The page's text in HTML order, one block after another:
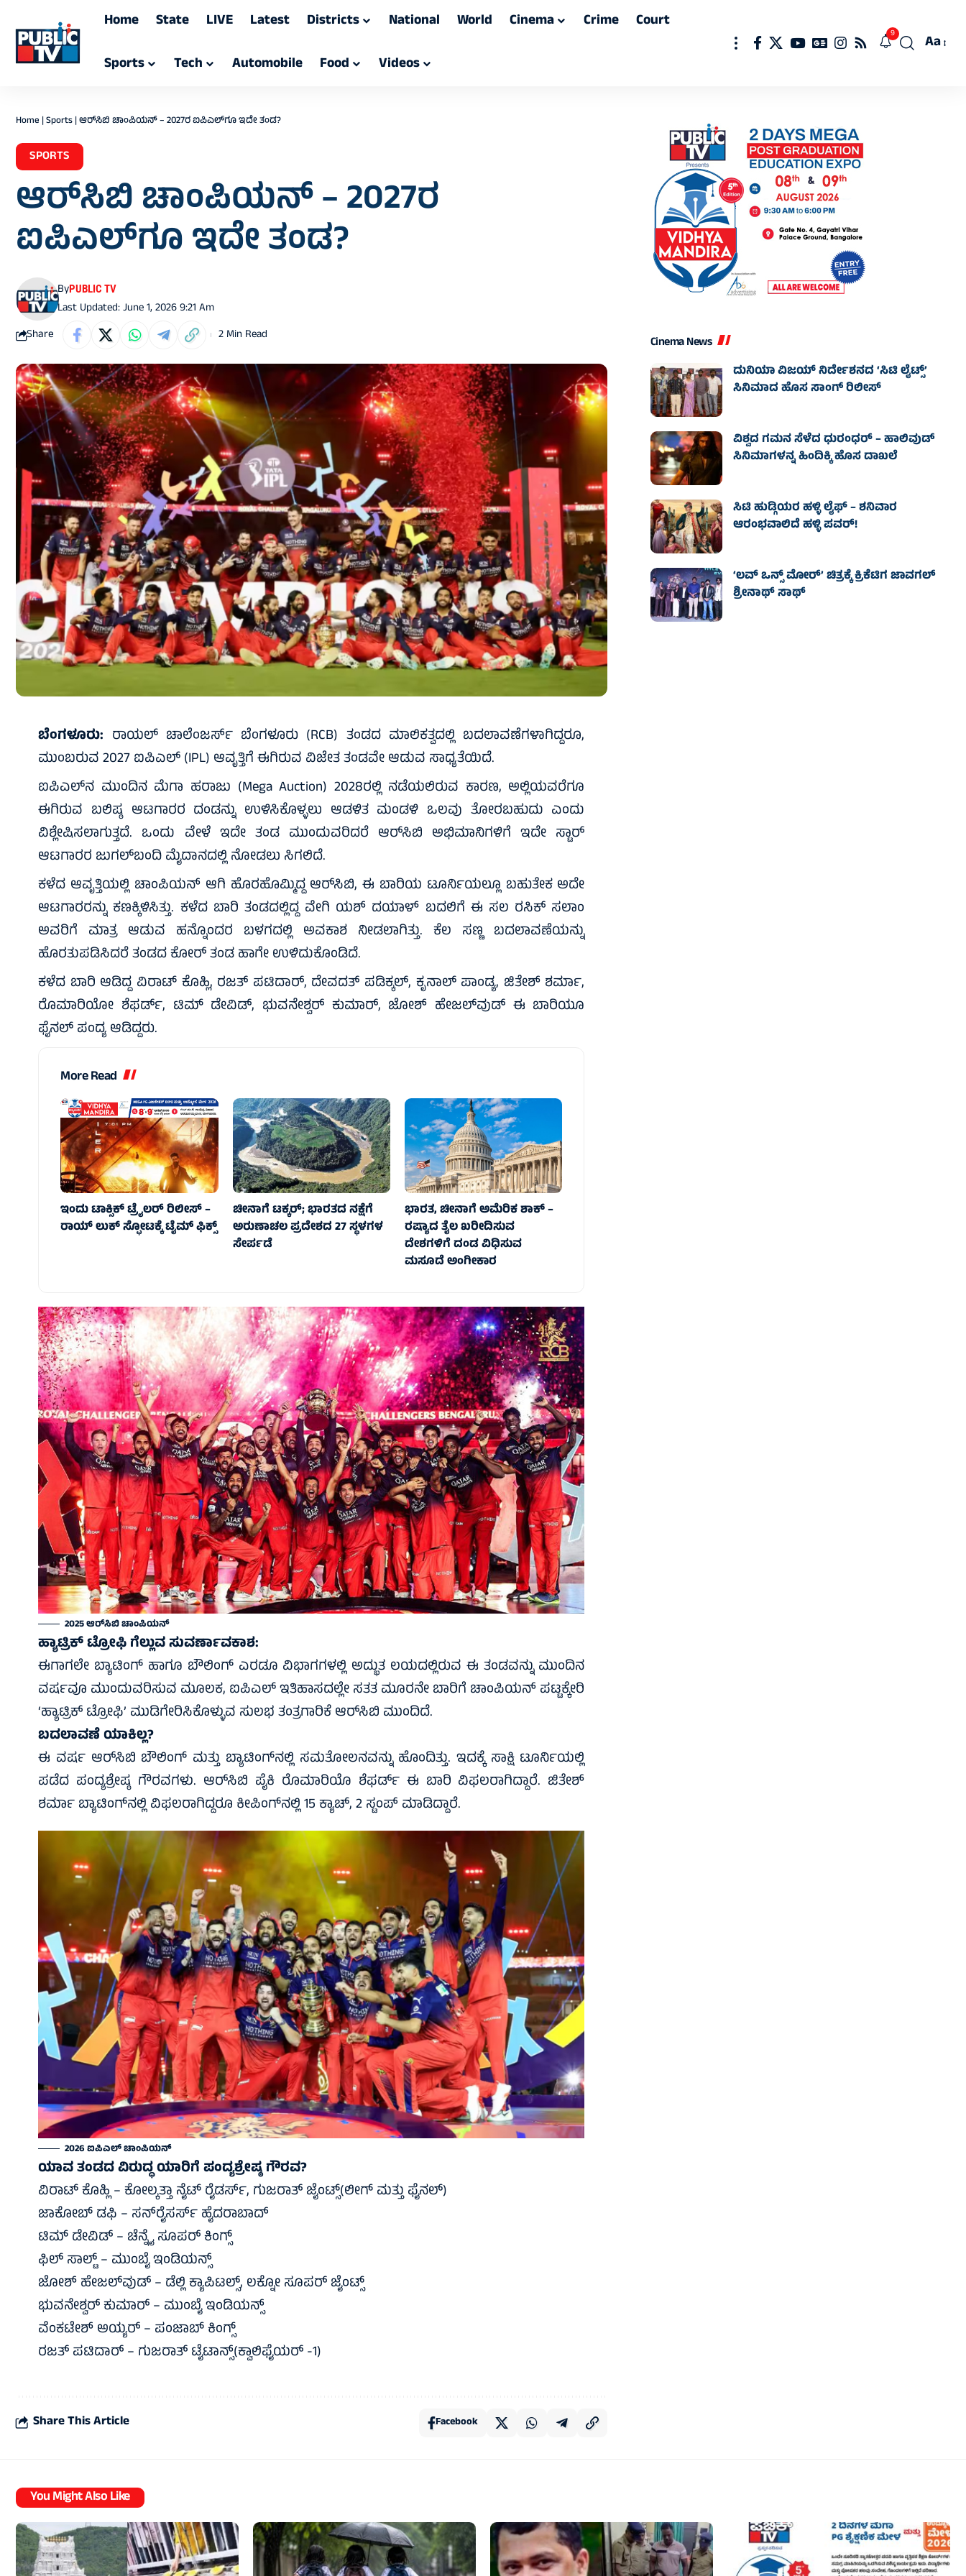
Home State LIVE Latest Districts National World Cinema Crime
Court
Sports
Tech Automobile Food Videos
9
Font
Aa
Home |Sports|ಆರ್‌ಸಿಬಿ ಚಾಂಪಿಯನ್‌ – 2027ರ ಐಪಿಎಲ್‌ಗೂ ಇದೇ ತಂಡ?
SPORTS
ಆರ್‌ಸಿಬಿ ಚಾಂಪಿಯನ್‌ – 2027ರ
ಐಪಿಎಲ್‌ಗೂ ಇದೇ ತಂಡ?
Last Updated: June 1, 2026 9:21 Am
ByPUBLIC TV
Share 2 Min Read
ಬೆಂಗಳೂರು: ರಾಯಲ್ ಚಾಲೆಂಜರ್ಸ್ ಬೆಂಗಳೂರು (RCB) ತಂಡದ ಮಾಲಿಕತ್ವದಲ್ಲಿ ಬದಲಾವಣೆಗಳಾಗಿದ್ದರೂ,
ಮುಂಬರುವ 2027 ಐಪಿಎಲ್ (IPL) ಆವೃತ್ತಿಗೆ ಈಗಿರುವ ವಿಜೇತ ತಂಡವೇ ಆಡುವ ಸಾಧ್ಯತೆಯಿದೆ.
ಐಪಿಎಲ್‌ನ ಮುಂದಿನ ಮೆಗಾ ಹರಾಜು (Mega Auction) 2028ರಲ್ಲಿ ನಡೆಯಲಿರುವ ಕಾರಣ, ಅಲ್ಲಿಯವರೆಗೂ
ಈಗಿರುವ ಬಲಿಷ್ಠ ಆಟಗಾರರ ದಂಡನ್ನು ಉಳಿಸಿಕೊಳ್ಳಲು ಆಡಳಿತ ಮಂಡಳಿ ಒಲವು ತೋರಬಹುದು ಎಂದು
ವಿಶ್ಲೇಷಿಸಲಾಗುತ್ತದೆ. ಒಂದು ವೇಳೆ ಇದೇ ತಂಡ ಮುಂದುವರಿದರೆ ಆರ್‌ಸಿಬಿ ಅಭಿಮಾನಿಗಳಿಗೆ ಇದೇ ಸ್ಟಾರ್
ಆಟಗಾರರ ಜುಗಲ್‌ಬಂದಿ ಮೈದಾನದಲ್ಲಿ ನೋಡಲು ಸಿಗಲಿದೆ.
ಕಳೆದ ಆವೃತ್ತಿಯಲ್ಲಿ ಚಾಂಪಿಯನ್ ಆಗಿ ಹೊರಹೊಮ್ಮಿದ್ದ ಆರ್‌ಸಿಬಿ, ಈ ಬಾರಿಯ ಟೂರ್ನಿಯಲ್ಲೂ ಬಹುತೇಕ ಅದೇ
ಆಟಗಾರರನ್ನು ಕಣಕ್ಕಿಳಿಸಿತ್ತು. ಕಳೆದ ಬಾರಿ ತಂಡದಲ್ಲಿದ್ದ ವೇಗಿ ಯಶ್ ದಯಾಳ್ ಬದಲಿಗೆ ಈ ಸಲ ರಸಿಕ್ ಸಲಾಂ
ಅವರಿಗೆ ಮಾತ್ರ ಆಡುವ ಹನ್ನೊಂದರ ಬಳಗದಲ್ಲಿ ಅವಕಾಶ ನೀಡಲಾಗಿತ್ತು. ಕೆಲ ಸಣ್ಣ ಬದಲಾವಣೆಯನ್ನು
ಹೊರತುಪಡಿಸಿದರೆ ತಂಡದ ಕೋರ್ ತಂಡ ಹಾಗೇ ಉಳಿದುಕೊಂಡಿದೆ.
ಕಳೆದ ಬಾರಿ ಆಡಿದ್ದ ವಿರಾಟ್‌ ಕೊಹ್ಲಿ, ರಜತ್‌ ಪಟಿದಾರ್‌, ದೇವದತ್‌ ಪಡಿಕ್ಕಲ್‌, ಕೃನಾಲ್‌ ಪಾಂಡ್ಯ, ಜಿತೇಶ್‌ ಶರ್ಮಾ,
ರೊಮಾರಿಯೋ ಶೆಫರ್ಡ್, ಟಿಮ್‌ ಡೇವಿಡ್‌, ಭುವನೇಶ್ವರ್‌ ಕುಮಾರ್‌, ಜೋಶ್ ಹೇಜಲ್‌ವುಡ್ ಈ ಬಾರಿಯೂ
ಫೈನಲ್‌ ಪಂದ್ಯ ಆಡಿದ್ದರು.
More Read
ಇಂದು ಟಾಕ್ಸಿಕ್ ಟ್ರೈಲರ್ ರಿಲೀಸ್‌ –
ರಾಯ್‌ ಲುಕ್ ಸ್ಫೋಟಕ್ಕೆ ಟೈಮ್‌ ಫಿಕ್ಸ್‌
ಚೀನಾಗೆ ಟಕ್ಕರ್‌; ಭಾರತದ ನಕ್ಷೆಗೆ
ಅರುಣಾಚಲ ಪ್ರದೇಶದ 27 ಸ್ಥಳಗಳ
ಸೇರ್ಪಡೆ
ಭಾರತ, ಚೀನಾಗೆ ಅಮೆರಿಕ ಶಾಕ್‌ –
ರಷ್ಯಾದ ತೈಲ ಖರೀದಿಸುವ
ದೇಶಗಳಿಗೆ ದಂಡ ವಿಧಿಸುವ
ಮಸೂದೆ ಅಂಗೀಕಾರ
2025 ಆರ್‌ಸಿಬಿ ಚಾಂಪಿಯನ್‌
ಹ್ಯಾಟ್ರಿಕ್ ಟ್ರೋಫಿ ಗೆಲ್ಲುವ ಸುವರ್ಣಾವಕಾಶ:
ಈಗಾಗಲೇ ಬ್ಯಾಟಿಂಗ್ ಹಾಗೂ ಬೌಲಿಂಗ್ ಎರಡೂ ವಿಭಾಗಗಳಲ್ಲಿ ಅದ್ಭುತ ಲಯದಲ್ಲಿರುವ ಈ ತಂಡವನ್ನು ಮುಂದಿನ
ವರ್ಷವೂ ಮುಂದುವರಿಸುವ ಮೂಲಕ, ಐಪಿಎಲ್ ಇತಿಹಾಸದಲ್ಲೇ ಸತತ ಮೂರನೇ ಬಾರಿಗೆ ಚಾಂಪಿಯನ್ ಪಟ್ಟಕ್ಕೇರಿ
‘ಹ್ಯಾಟ್ರಿಕ್ ಟ್ರೋಫಿ’ ಮುಡಿಗೇರಿಸಿಕೊಳ್ಳುವ ಸುಲಭ ತಂತ್ರಗಾರಿಕೆ ಆರ್‌ಸಿಬಿ ಮುಂದಿದೆ.
ಬದಲಾವಣೆ ಯಾಕಿಲ್ಲ?
ಈ ವರ್ಷ ಆರ್‌ಸಿಬಿ ಬೌಲಿಂಗ್‌ ಮತ್ತು ಬ್ಯಾಟಿಂಗ್‌ನಲ್ಲಿ ಸಮತೋಲನವನ್ನು ಹೊಂದಿತ್ತು. ಇದಕ್ಕೆ ಸಾಕ್ಷಿ ಟೂರ್ನಿಯಲ್ಲಿ
ಪಡೆದ ಪಂದ್ಯಶ್ರೇಷ್ಠ ಗೌರವಗಳು. ಆರ್‌ಸಿಬಿ ಪೈಕಿ ರೊಮಾರಿಯೊ ಶೆಫರ್ಡ್ ಈ ಬಾರಿ ವಿಫಲರಾಗಿದ್ದಾರೆ. ಜಿತೇಶ್‌
ಶರ್ಮಾ ಬ್ಯಾಟಿಂಗ್‌ನಲ್ಲಿ ವಿಫಲರಾಗಿದ್ದರೂ ಕೀಪಿಂಗ್‌ನಲ್ಲಿ 15 ಕ್ಯಾಚ್‌, 2 ಸ್ಟಂಪ್‌ ಮಾಡಿದ್ದಾರೆ.
2026 ಐಪಿಎಲ್‌ ಚಾಂಪಿಯನ್‌
ಯಾವ ತಂಡದ ವಿರುದ್ಧ ಯಾರಿಗೆ ಪಂದ್ಯಶ್ರೇಷ್ಠ ಗೌರವ?
ವಿರಾಟ್‌ ಕೊಹ್ಲಿ – ಕೋಲ್ಕತ್ತಾ ನೈಟ್‌ ರೈಡರ್ಸ್‌, ಗುಜರಾತ್‌ ಜೈಂಟ್ಸ್‌(ಲೀಗ್‌ ಮತ್ತು ಫೈನಲ್‌)
ಜಾಕೋಬ್ ಡಫಿ – ಸನ್‌ರೈಸರ್ಸ್ ಹೈದರಾಬಾದ್
ಟಿಮ್ ಡೇವಿಡ್ – ಚೆನ್ನೈ ಸೂಪರ್ ಕಿಂಗ್ಸ್
ಫಿಲ್ ಸಾಲ್ಟ್ – ಮುಂಬೈ ಇಂಡಿಯನ್ಸ್
ಜೋಶ್ ಹೇಜಲ್‌ವುಡ್ – ಡೆಲ್ಲಿ ಕ್ಯಾಪಿಟಲ್ಸ್‌, ಲಕ್ನೋ ಸೂಪರ್‌ ಜೈಂಟ್ಸ್‌
ಭುವನೇಶ್ವರ್‌ ಕುಮಾರ್‌ – ಮುಂಬೈ ಇಂಡಿಯನ್ಸ್‌
ವೆಂಕಟೇಶ್‌ ಅಯ್ಯರ್‌ – ಪಂಜಾಬ್‌ ಕಿಂಗ್ಸ್‌
ರಜತ್‌ ಪಟಿದಾರ್‌ – ಗುಜರಾತ್‌ ಟೈಟಾನ್ಸ್‌(ಕ್ವಾಲಿಫೈಯರ್‌ -1)
Share This Article Facebook
Cinema News
ದುನಿಯಾ ವಿಜಯ್ ನಿರ್ದೇಶನದ ‘ಸಿಟಿ ಲೈಟ್ಸ್’
ಸಿನಿಮಾದ ಹೊಸ ಸಾಂಗ್ ರಿಲೀಸ್
ವಿಶ್ವದ ಗಮನ ಸೆಳೆದ ಧುರಂಧರ್ – ಹಾಲಿವುಡ್‌
ಸಿನಿಮಾಗಳನ್ನ ಹಿಂದಿಕ್ಕಿ ಹೊಸ ದಾಖಲೆ
ಸಿಟಿ ಹುಡ್ಗಿಯರ ಹಳ್ಳಿ ಲೈಫ್‌ – ಶನಿವಾರ
ಆರಂಭವಾಲಿದೆ ಹಳ್ಳಿ ಪವರ್‌!
‘ಲವ್ ಒನ್ಸ್ ಮೋರ್’ ಚಿತ್ರಕ್ಕೆ ಕ್ರಿಕೆಟಿಗ ಜಾವಗಲ್
ಶ್ರೀನಾಥ್ ಸಾಥ್
You Might Also Like